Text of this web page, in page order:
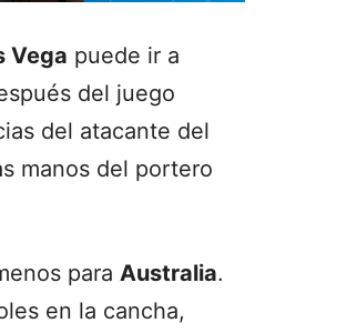
Vega puede ir a
del juego
del atacante del
manos del portero
para Australia.
en la cancha,